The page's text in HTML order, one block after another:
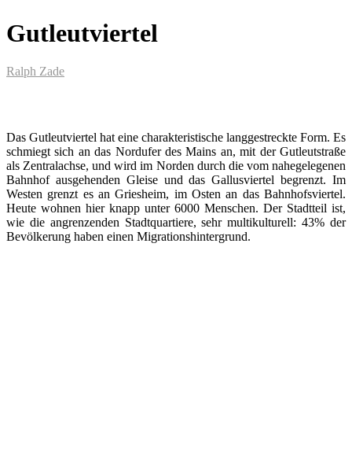
Gutleutviertel
Ralph Zade
Das Gutleutviertel hat eine charakteristische langgestreckte Form. Es
schmiegt sich an das Nordufer des Mains an, mit der Gutleutstraße
als Zentralachse, und wird im Norden durch die vom nahegelegenen
Bahnhof ausgehenden Gleise und das Gallusviertel begrenzt. Im
Westen grenzt es an Griesheim, im Osten an das Bahnhofsviertel.
Heute wohnen hier knapp unter 6000 Menschen. Der Stadtteil ist,
wie die angrenzenden Stadtquartiere, sehr multikulturell: 43% der
Bevölkerung haben einen Migrationshintergrund.